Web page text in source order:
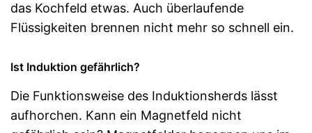
das Kochfeld etwas. Auch überlaufende
Flüssigkeiten brennen nicht mehr so schnell ein.
Ist Induktion gefährlich?
Die Funktionsweise des Induktionsherds lässt
aufhorchen. Kann ein Magnetfeld nicht